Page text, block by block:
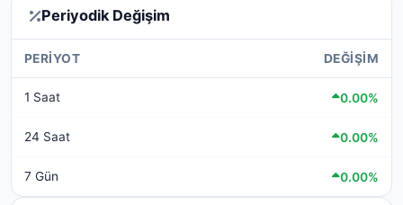
Periyodik Değişim
PERIYOT DEĞIŞIM
1 Saat 0.00%
24 Saat 0.00%
7 Gün 0.00%